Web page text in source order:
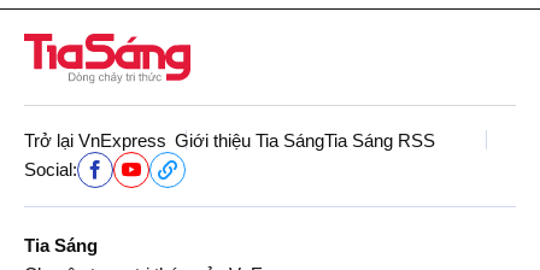
Trở lại VnExpress Giới thiệu Tia SángTia Sáng RSS
Social:
Tia Sáng